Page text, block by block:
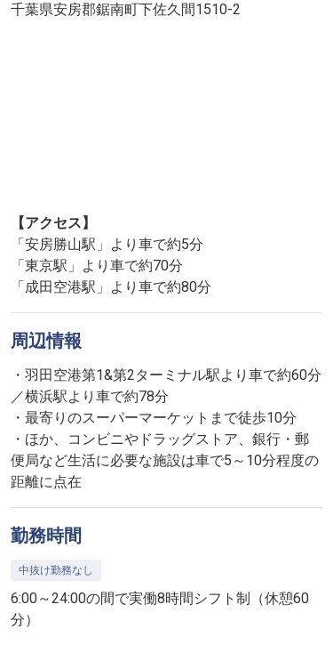
千葉県安房郡鋸南町下佐久間1510-2
【アクセス】
「安房勝山駅」より車で約5分
「東京駅」より車で約70分
「成田空港駅」より車で約80分
周辺情報
・羽田空港第1&第2ターミナル駅より車で約60分
／横浜駅より車で約78分
・最寄りのスーパーマーケットまで徒歩10分
・ほか、コンビニやドラッグストア、銀行・郵
便局など生活に必要な施設は車で5～10分程度の
距離に点在
勤務時間
中抜け勤務なし
6:00～24:00の間で実働8時間シフト制（休憩60
分）